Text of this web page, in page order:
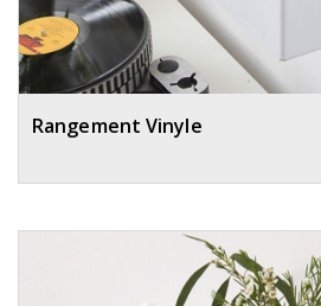
Rangement Vinyle